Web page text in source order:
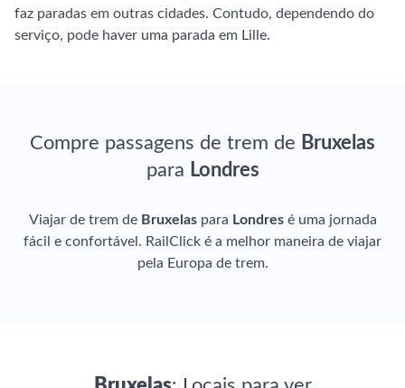
faz paradas em outras cidades. Contudo, dependendo do
serviço, pode haver uma parada em Lille.
Compre passagens de trem de Bruxelas
para Londres
Viajar de trem de Bruxelaspara Londresé uma jornada
fácil e confortável. RailClick é a melhor maneira de viajar
pela Europa de trem.